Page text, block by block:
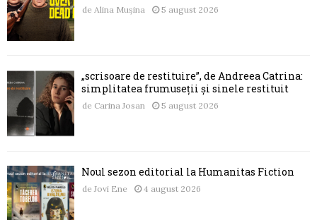
de Alina Mușina 5 august 2026
„scrisoare de restituire”, de Andreea Catrina:
simplitatea frumuseții și sinele restituit
de Carina Josan 5 august 2026
Noul sezon editorial la Humanitas Fiction
de Jovi Ene 4 august 2026